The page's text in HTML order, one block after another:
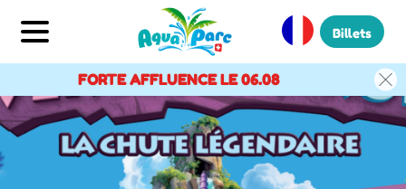
Billets
FORTE AFFLUENCE LE 06.08